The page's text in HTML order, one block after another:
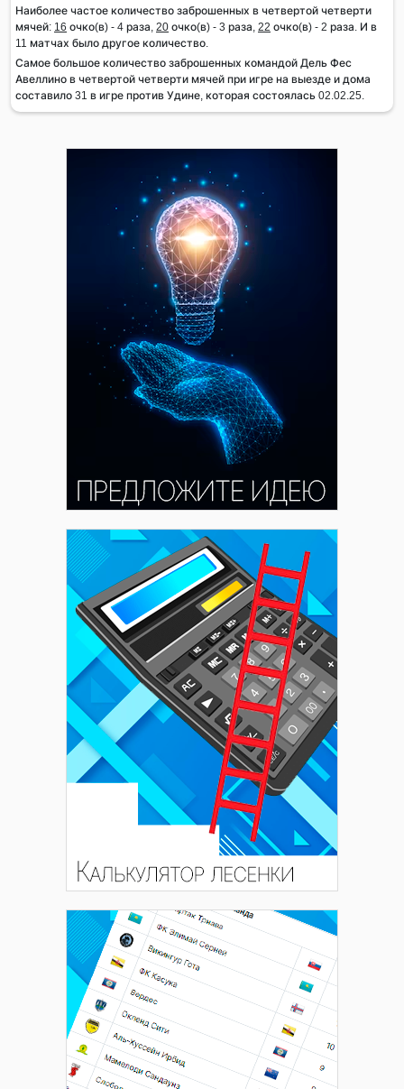
Наиболее частое количество заброшенных в четвертой четверти
мячей: 16 очко(в) - 4 раза, 20 очко(в) - 3 раза, 22 очко(в) - 2 раза. И в
11 матчах было другое количество.
Самое большое количество заброшенных командой Дель Фес
Авеллино в четвертой четверти мячей при игре на выезде и дома
составило 31 в игре против Удине, которая состоялась 02.02.25.